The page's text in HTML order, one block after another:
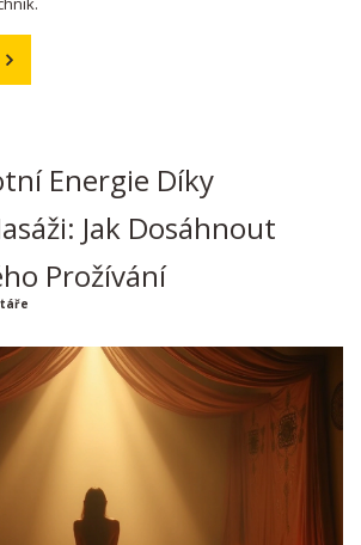
Energie Díky
Jak Dosáhnout
Prožívání